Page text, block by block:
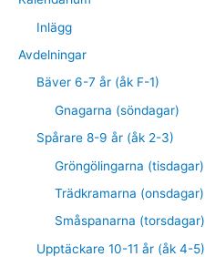
Inlägg
Avdelningar
Bäver 6-7 år (åk F-1)
Gnagarna (söndagar)
Spårare 8-9 år (åk 2-3)
Gröngölingarna (tisdagar)
Trädkramarna (onsdagar)
Småspanarna (torsdagar)
Upptäckare 10-11 år (åk 4-5)